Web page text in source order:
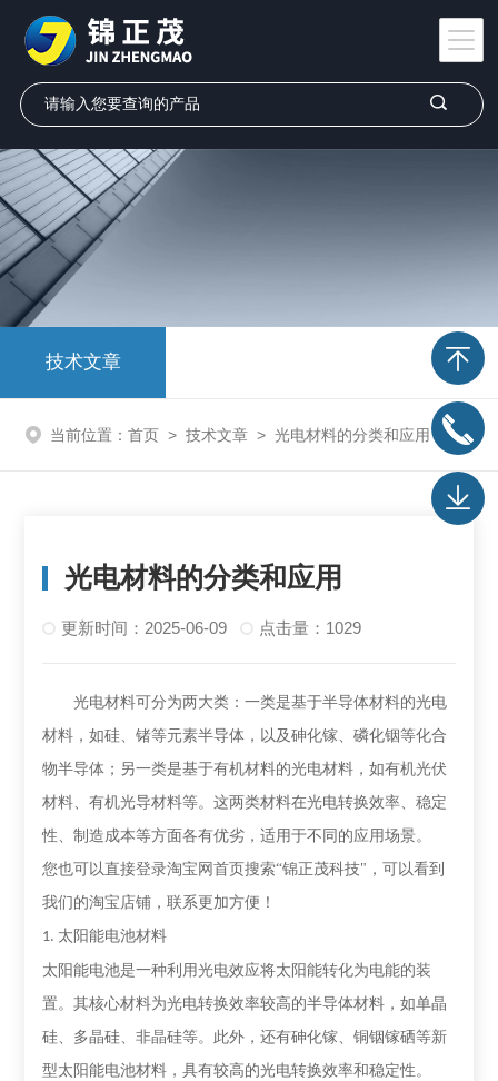
技术文章
当前位置： 首页 > 技术文章 > 光电材料的分类和应用
光电材料的分类和应用
更新时间：2025-06-09 点击量：1029
光电材料可分为两大类：一类是基于半导体材料的光电
材料，如硅、锗等元素半导体，以及砷化镓、磷化铟等化合
物半导体；另一类是基于有机材料的光电材料，如有机光伏
材料、有机光导材料等。这两类材料在光电转换效率、稳定
性、制造成本等方面各有优劣，适用于不同的应用场景。
您也可以直接登录淘宝网首页搜索“锦正茂科技"，可以看到
我们的淘宝店铺，联系更加方便！
1. 太阳能电池材料
太阳能电池是一种利用光电效应将太阳能转化为电能的装
置。其核心材料为光电转换效率较高的半导体材料，如单晶
硅、多晶硅、非晶硅等。此外，还有砷化镓、铜铟镓硒等新
型太阳能电池材料，具有较高的光电转换效率和稳定性。